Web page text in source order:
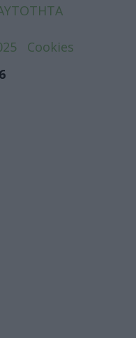
Cookies